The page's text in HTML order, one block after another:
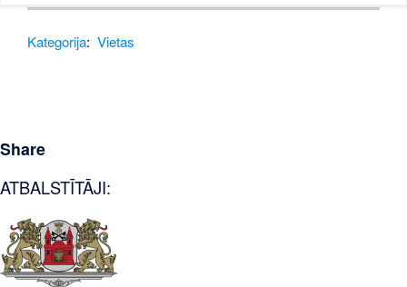
Kategorija: Vietas
Share
ATBALSTĪTĀJI: